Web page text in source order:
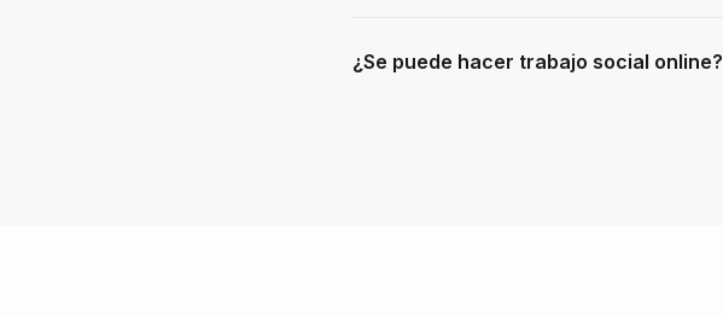
¿Se puede hacer trabajo social online?